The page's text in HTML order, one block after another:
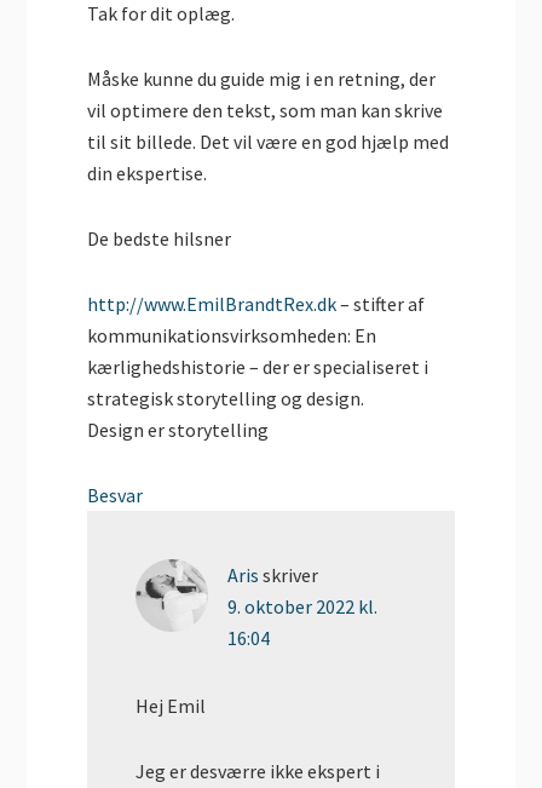
Tak for dit oplæg.
Måske kunne du guide mig i en retning, der
vil optimere den tekst, som man kan skrive
til sit billede. Det vil være en god hjælp med
din ekspertise.
De bedste hilsner
http://www.EmilBrandtRex.dk– stifter af
kommunikationsvirksomheden: En
kærlighedshistorie – der er specialiseret i
strategisk storytelling og design.
Design er storytelling
Besvar
Aris skriver
9. oktober 2022 kl.
16:04
Hej Emil
Jeg er desværre ikke ekspert i